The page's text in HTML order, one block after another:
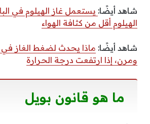
شاهد أيضًا: يستعمل غاز الهيلوم في
الهيلوم أقل من كثافة الهواء
شاهد أيضًا: ماذا يحدث لضغط الغاز في
ومرن، إذا ارتفعت درجة الحرارة
ما هو قانون بويل